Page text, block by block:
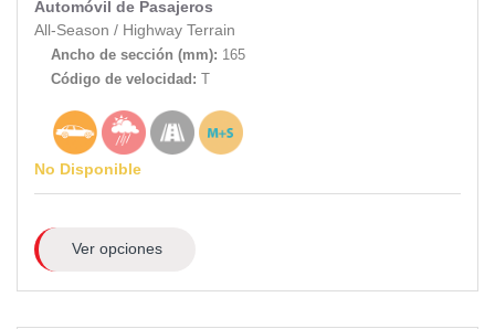
Automóvil de Pasajeros
All-Season / Highway Terrain
Ancho de sección (mm): 165
Código de velocidad: T
No Disponible
Ver opciones